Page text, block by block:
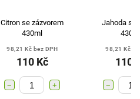
Citron se zázvorem
430ml
98,21 Kč bez DPH
110 Kč
+
−
Jahoda se
98,21 Kč
110
−